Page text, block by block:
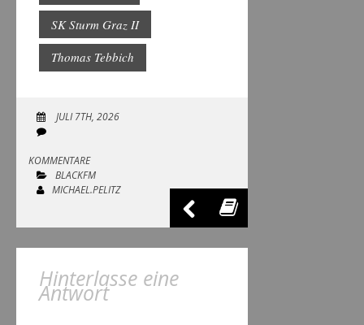
SK Sturm Graz II
Thomas Tebbich
JULI 7TH, 2026
KOMMENTARE
BLACKFM
MICHAEL.PELITZ
Hinterlasse eine
Antwort